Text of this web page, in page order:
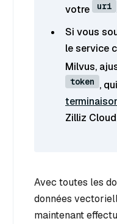
votre
uri
Si vous
le service
Milvus,
token ,
Zilliz
Avec toutes les
données
maintenant